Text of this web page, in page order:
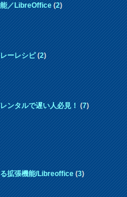
／LibreOffice(2)
ーレシピ(2)
ンタルで遅い人必見！(7)
拡張機能/Libreoffice(3)